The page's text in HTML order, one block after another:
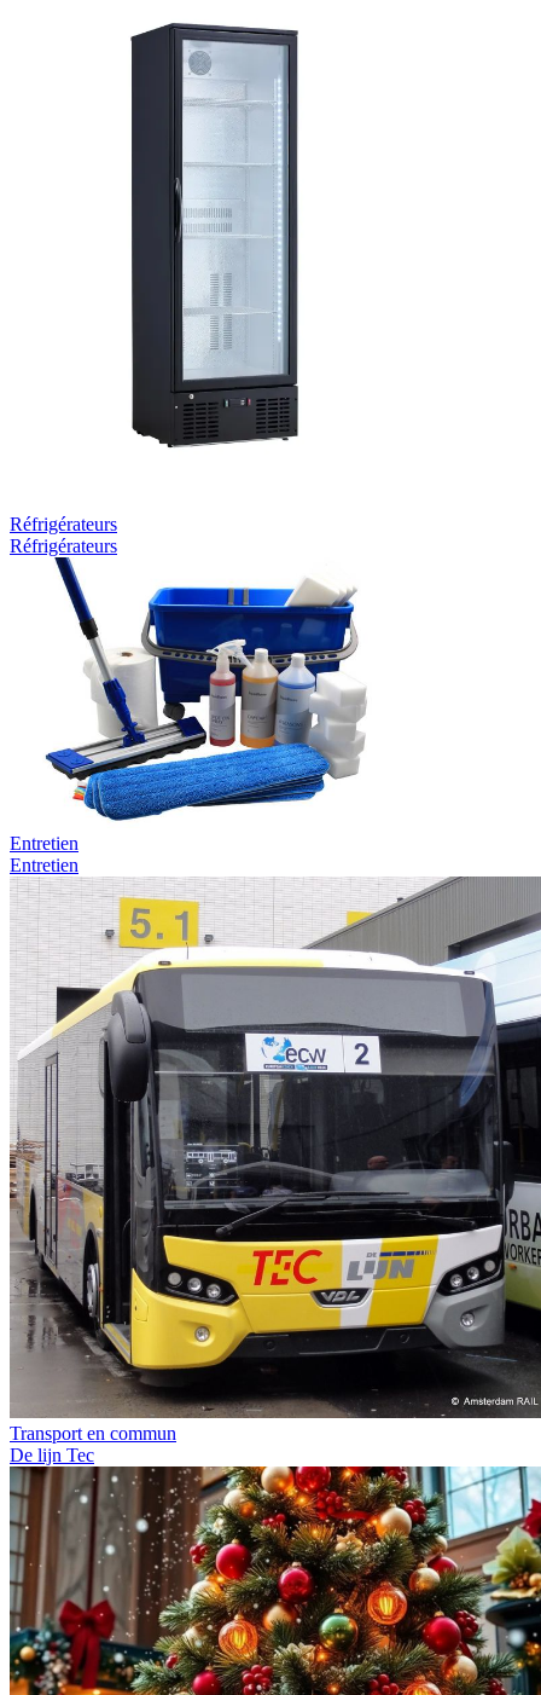
Réfrigérateurs
Réfrigérateurs
Entretien
Entretien
Transport en commun
De lijn Tec